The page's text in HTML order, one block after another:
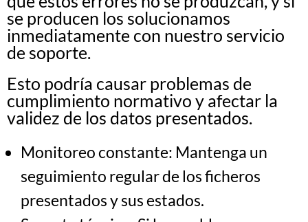
se producen los solucionamos
inmediatamente con nuestro servicio
de soporte.
Esto podría causar problemas de
cumplimiento normativo y afectar la
validez de los datos presentados.
Monitoreo constante: Mantenga un
seguimiento regular de los ficheros
presentados y sus estados.